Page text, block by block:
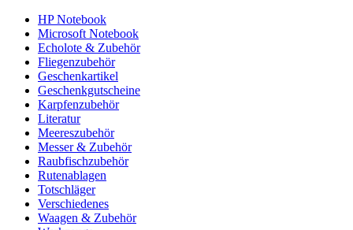
HP Notebook
Microsoft Notebook
Echolote & Zubehör
Fliegenzubehör
Geschenkartikel
Geschenkgutscheine
Karpfenzubehör
Literatur
Meereszubehör
Messer & Zubehör
Raubfischzubehör
Rutenablagen
Totschläger
Verschiedenes
Waagen & Zubehör